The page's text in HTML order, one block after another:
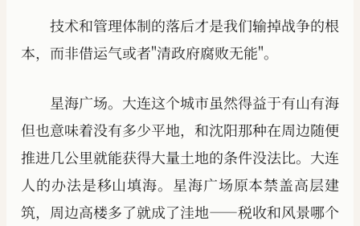
技术和管理体制的落后才是我们输掉战争的根
本，而非借运气或者"清政府腐败无能"。
星海广场。大连这个城市虽然得益于有山有海
但也意味着没有多少平地，和沈阳那种在周边随便
推进几公里就能获得大量土地的条件没法比。大连
人的办法是移山填海。星海广场原本禁盖高层建
筑，周边高楼多了就成了洼地——税收和风景哪个